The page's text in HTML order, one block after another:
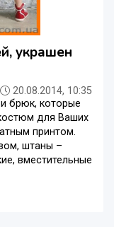
украшен
20.08.2014, 10:35
брюк, которые
для Ваших
принтом.
штаны –
вместительные